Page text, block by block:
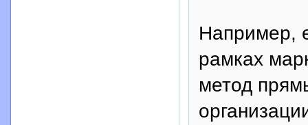
Например,
рамках
метод